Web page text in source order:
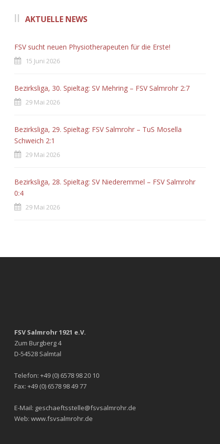
AKTUELLE NEWS
FSV sucht neuen Physiotherapeuten für die Erste!
15 Juni 2026
Bezirksliga, 30. Spieltag: SV Mehring – FSV Salmrohr 2:7
29 Mai 2026
Bezirksliga, 29. Spieltag: FSV Salmrohr – TuS Mosella
Schweich 2:1
29 Mai 2026
Bezirksliga, 28. Spieltag: SV Niederemmel – FSV Salmrohr
0:4
29 Mai 2026
FSV Salmrohr 1921 e.V.
Zum Burgberg 4
D-54528 Salmtal
Telefon: +49 (0) 6578 98 20 10
Fax: +49 (0) 6578 98 49 77
E-Mail: geschaeftsstelle@fsvsalmrohr.de
Web: www.fsvsalmrohr.de